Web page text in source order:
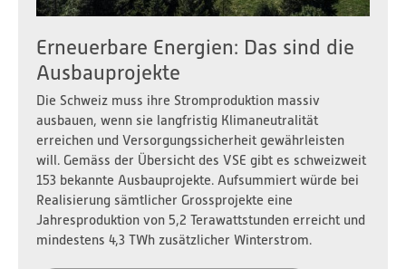
Erneuerbare Energien: Das sind die
Ausbauprojekte
Die Schweiz muss ihre Stromproduktion massiv
ausbauen, wenn sie langfristig Klimaneutralität
erreichen und Versorgungssicherheit gewährleisten
will. Gemäss der Übersicht des VSE gibt es schweizweit
153 bekannte Ausbauprojekte. Aufsummiert würde bei
Realisierung sämtlicher Grossprojekte eine
Jahresproduktion von 5,2 Terawattstunden erreicht und
mindestens 4,3 TWh zusätzlicher Winterstrom.